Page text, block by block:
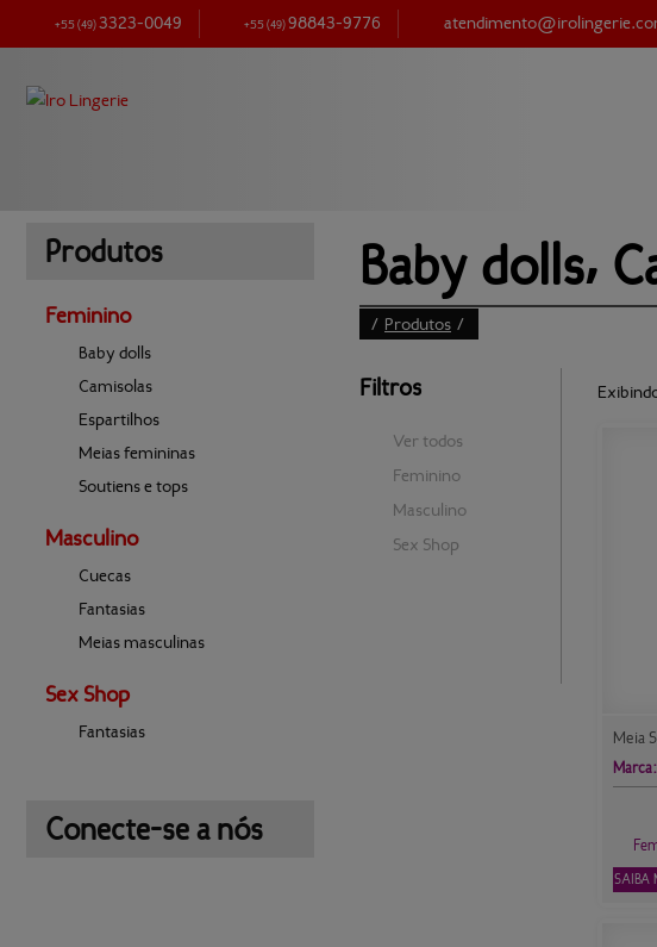
+55(49)3323-0049 +55(49)98843-9776 atendimento@
Produtos
Feminino
Baby dolls
Camisolas
Espartilhos
Meias femininas
Soutiens e tops
Masculino
Cuecas
Fantasias
Meias masculinas
Sex Shop
Fantasias
Conecte-se a nós
Baby dolls⸴
/ Produtos /
Filtros
Ver todos
Feminino
Masculino
Sex Shop
Meia
Marca:
SAIBA